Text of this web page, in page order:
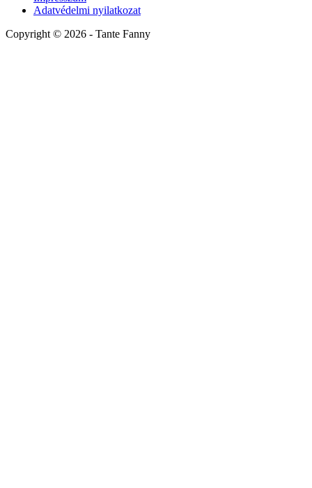
Adatvédelmi nyilatkozat
Copyright © 2026 - Tante Fanny